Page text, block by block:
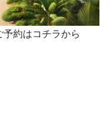
約はコチラから